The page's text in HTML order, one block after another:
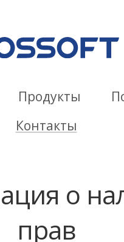
Продукты
Контакты
о
прав